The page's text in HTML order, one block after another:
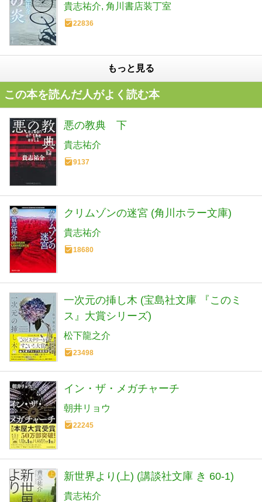
貴志祐介 角川書店装丁室
22836
もっと見る
この本を読んだ人がよく読む本
悪の教典 下
貴志祐介
9137
クリムゾンの迷宮 (角川ホラー文庫)
貴志祐介
18680
一次元の挿し木 (宝島社文庫 『このミ
ス』大賞シリーズ)
松下龍之介
23498
イン・ザ・メガチャーチ
朝井リョウ
22245
新世界より(上) (講談社文庫 き 60-1)
貴志祐介